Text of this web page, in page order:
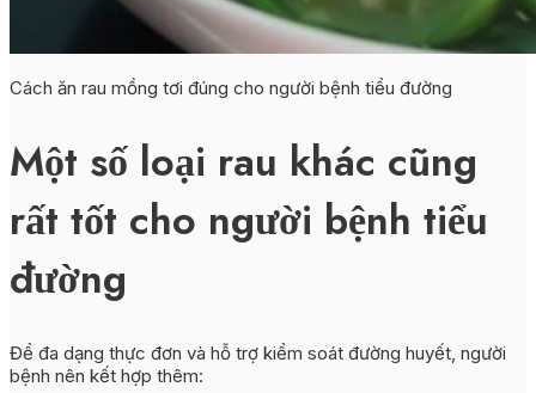
Cách ăn rau mồng tơi đúng cho người bệnh tiểu đường
Một số loại rau khác cũng
rất tốt cho người bệnh tiểu
đường
Để đa dạng thực đơn và hỗ trợ kiểm soát đường huyết, người
bệnh nên kết hợp thêm: